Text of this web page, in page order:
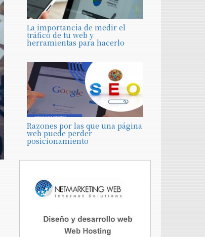
La importancia de medir el
tráfico de tu web y
herramientas para hacerlo
Razones por las que una página
web puede perder
posicionamiento